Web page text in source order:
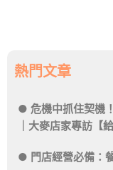
熱門文章
危機中抓住契機
｜大麥店家專訪【
門店經營必備：